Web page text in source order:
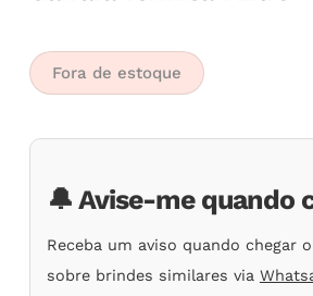
Fora de estoque
🔔 Avise-me quando
Receba um aviso quando chegar
sobre brindes similares via